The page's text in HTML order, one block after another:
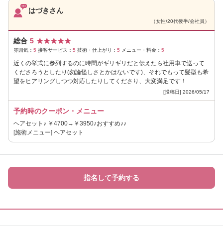
はづきさん
（女性/20代後半/会社員）
総合 5 ★★★★★
雰囲気： 5 接客サービス： 5 技術・仕上がり： 5 メニュー・料金： 5
近くの挙式に参列するのに時間がギリギリだと伝えたら社用車で送って
くださろうとしたり(勿論怪しさとかはないです)、それでもって髪型も希
望をヒアリングしつつ対応したりしてくださり、大変満足です！
[投稿日] 2026/05/17
予約時のクーポン・メニュー
ヘアセット♪ ￥4700→￥3950♪おすすめ♪♪
[施術メニュー] ヘアセット
指名して予約する